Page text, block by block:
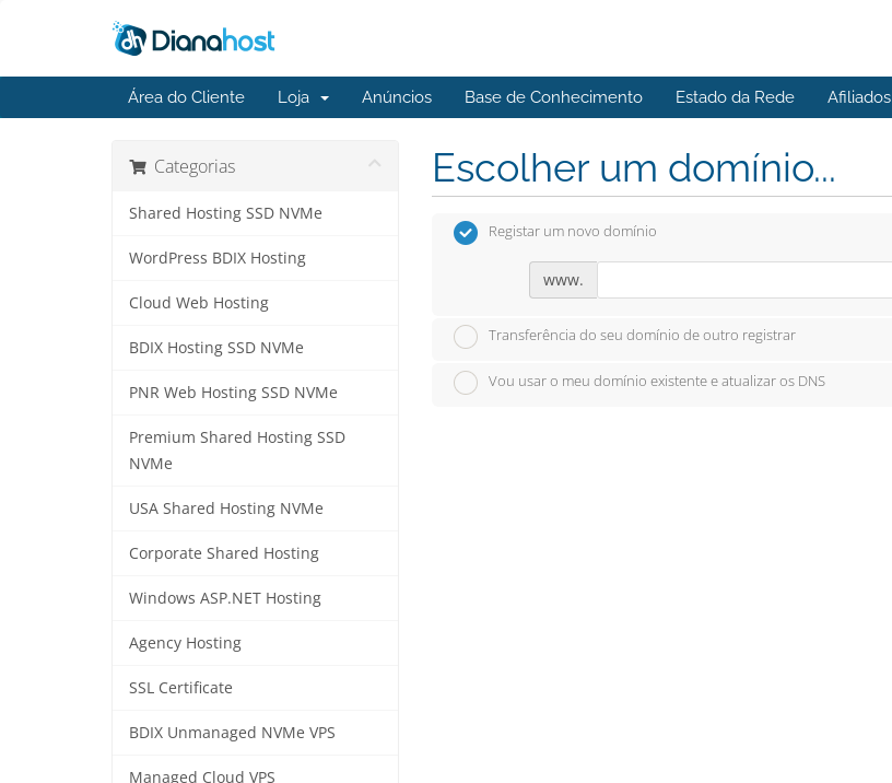
Área do Cliente Loja Anúncios Base de Conhecimento Estado da Rede Afiliados
Categorias
Shared Hosting SSD NVMe
WordPress BDIX Hosting
Cloud Web Hosting
BDIX Hosting SSD NVMe
PNR Web Hosting SSD NVMe
Premium Shared Hosting SSD
NVMe
USA Shared Hosting NVMe
Corporate Shared Hosting
Windows ASP.NET Hosting
Agency Hosting
SSL Certificate
BDIX Unmanaged NVMe VPS
Managed Cloud VPS
Escolher um domínio...
Registar um novo domínio
www.
Transferência do seu domínio de outro registrar
Vou usar o meu domínio existente e atualizar os DNS